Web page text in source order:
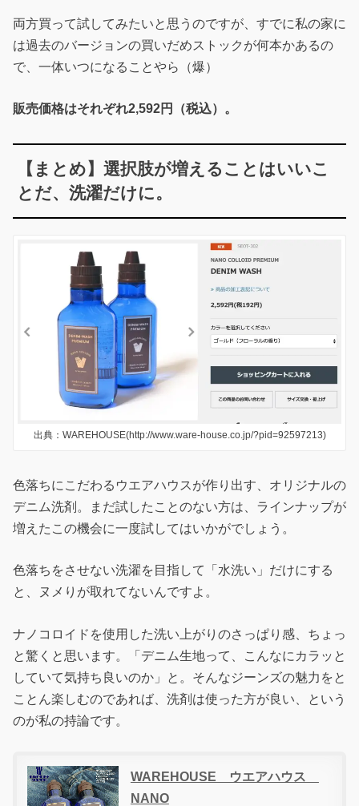
両方買って試してみたいと思うのですが、すでに私の家に
は過去のバージョンの買いだめストックが何本かあるの
で、一体いつになることやら（爆）
販売価格はそれぞれ2,592円（税込）。
【まとめ】選択肢が増えることはいいこ
とだ、洗濯だけに。
出典：WAREHOUSE(http://www.ware-house.co.jp/?pid=92597213)
色落ちにこだわるウエアハウスが作り出す、オリジナルの
デニム洗剤。まだ試したことのない方は、ラインナップが
増えたこの機会に一度試してはいかがでしょう。
色落ちをさせない洗濯を目指して「水洗い」だけにする
と、ヌメりが取れてないんですよ。
ナノコロイドを使用した洗い上がりのさっぱり感、ちょっ
と驚くと思います。「デニム生地って、こんなにカラッと
していて気持ち良いのか」と。そんなジーンズの魅力をと
ことん楽しむのであれば、洗剤は使った方が良い、という
のが私の持論です。
WAREHOUSE ウエアハウス
NANO